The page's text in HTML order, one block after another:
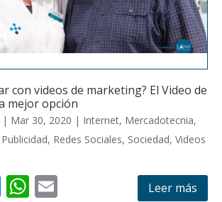
con videos de marketing? El Video de
mejor opción
| Mar 30, 2020 | Internet, Mercadotecnia,
Publicidad, Redes Sociales, Sociedad, Videos
Li W Leer más